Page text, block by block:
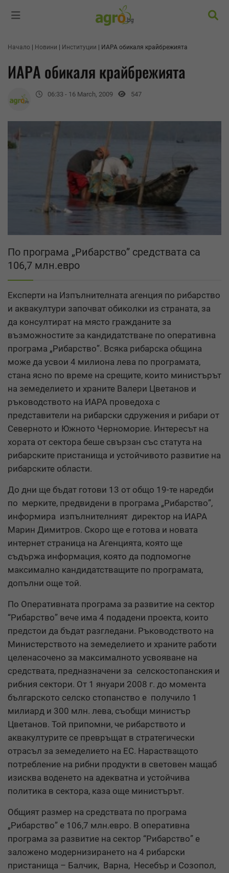
Начало Новини Институции ИАРА обикаля крайбрежията
ИАРА обикаля крайбрежията
06:33 - 16 March, 2009 547
По програма „Рибарство” средствата са
106,7 млн.евро
Експерти на Изпълнителната агенция по рибарство
и аквакултури започват обиколки из страната, за
да консултират на място гражданите за
възможностите за кандидатстване по оперативна
програма „Рибарство”. Всяка рибарска община
може да усвои 4 милиона лева по програмата,
стана ясно по време на срещите, които министърът
на земеделието и храните Валери Цветанов и
ръководството на ИАРА проведоха с
представители на рибарски сдружения и рибари от
Северното и Южното Черноморие. Интересът на
хората от сектора беше свързан със статута на
рибарските пристанища и устойчивото развитие на
рибарските области.
До дни ще бъдат готови 13 от общо 19-те наредби
по мерките, предвидени в програма „Рибарство”,
информира изпълнителният директор на ИАРА
Марин Димитров. Скоро ще е готова и новата
интернет страница на Агенцията, която ще
съдържа информация, която да подпомогне
максимално кандидатстващите по програмата,
допълни още той.
По Оперативната програма за развитие на сектор
“Рибарство” вече има 4 подадени проекта, които
предстои да бъдат разгледани. Ръководството на
Министерството на земеделието и храните работи
целенасочено за максималното усвояване на
средствата, предназначени за селскостопанския и
рибния сектори. От 1 януари 2008 г. до момента
българското селско стопанство е получило 1
милиард и 300 млн. лева, съобщи министър
Цветанов. Той припомни, че рибарството и
аквакултурите се превръщат в стратегически
отрасъл за земеделието на ЕС. Нарастващото
потребление на рибни продукти в световен мащаб
изисква воденето на адекватна и устойчива
политика в сектора, каза още министърът.
Общият размер на средствата по програма
„Рибарство” е 106,7 млн.евро. В оперативна
програма за развитие на сектор “Рибарство” е
заложено модернизирането на 4 рибарски
пристанища – Балчик, Варна, Несебър и Созопол,